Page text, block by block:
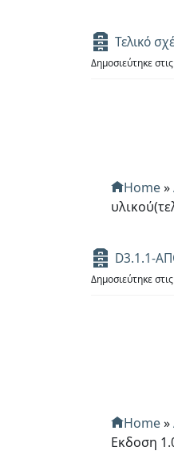
Α
χ
Τελικό
Δημοσιεύτηκε
Home»
Α
χ
D3.1.1-
Δημοσιεύτηκε
Home»
Εκδοση